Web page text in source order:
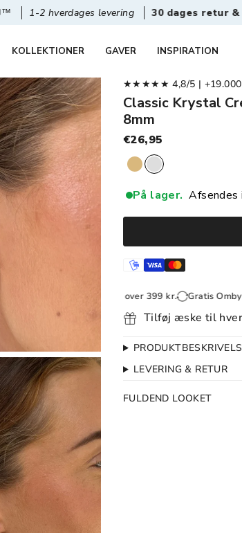
levering 30 dages retur & gratis
KOLLEKTIONER GAVER INSPIRATION
★★★★★ 4,8/5 | +19.000
Classic Krystal
8mm
€26,95
På lager. Afsendes
Fri fragt over 399 kr. Gratis Ombytning 1-
Tilføj æske til
LEVERING & RETUR
FULDEND LOOKET